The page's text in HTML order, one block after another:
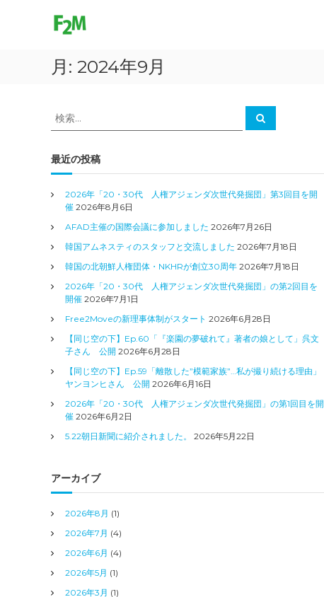
e
2
v
月: 2024年9月
検
索
象
:
検
索
最近の投稿
2026年「20・30代 人権アジェンダ次世代発掘団」第3回目を開
催 2026年8月6日
AFAD主催の国際会議に参加しました 2026年7月26日
韓国アムネスティのスタッフと交流しました 2026年7月18日
韓国の北朝鮮人権団体・NKHRが創立30周年 2026年7月18日
2026年「20・30代 人権アジェンダ次世代発掘団」の第2回目を
開催 2026年7月1日
Free2Moveの新理事体制がスタート 2026年6月28日
【同じ空の下】Ep.60「『楽園の夢破れて』著者の娘として」呉文
子さん 公開 2026年6月28日
【同じ空の下】Ep.59「離散した”模範家族”…私が撮り続ける理由」
ヤンヨンヒさん 公開 2026年6月16日
2026年「20・30代 人権アジェンダ次世代発掘団」の第1回目を開
催 2026年6月2日
5.22朝日新聞に紹介されました。
2026年5月22日
アーカイブ
2026年8月 (1)
2026年7月 (4)
2026年6月 (4)
2026年5月 (1)
2026年3月 (1)